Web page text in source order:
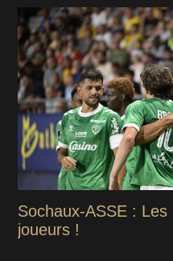
Sochaux-ASSE :
joueurs !